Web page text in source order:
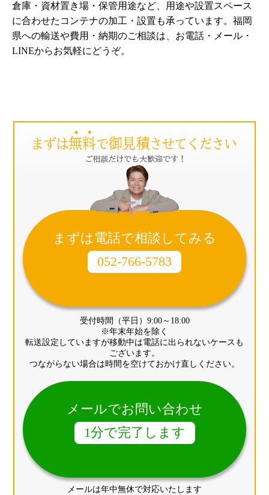
倉庫・資材置き場・保管用途など、用途や設置スペース
に合わせたコンテナの加工・設置も承っています。福岡
県への輸送や費用・納期のご相談は、お電話・メール・
LINEからお気軽にどうぞ。
まずは電話で相談してみる
052-766-5783
受付時間（平日）9:00～18:00
※年末年始を除く
転送設定していますが移動中は電話に出られないケースも
ございます。
つながらない場合は時間を空けておかけ直しください。
メールでお問い合わせ
1分で完了します
メールは年中無休で対応いたします